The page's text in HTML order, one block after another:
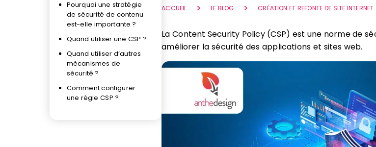
Pourquoi une stratégie
de sécurité de contenu
est-elle importante ?
Quand utiliser une CSP ?
Quand utiliser d’autres
mécanismes de
sécurité ?
Comment configurer
une règle CSP ?
ACCUEIL LE BLOG CRÉATION ET REFONTE DE SITE INTERNET
La Content Security Policy (CSP) est une norme de
améliorer la sécurité des applications et sites web.